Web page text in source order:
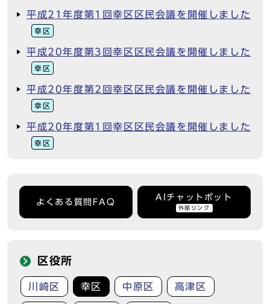
平成21年度第1回幸区区民会議を開催しました
幸区
平成20年度第3回幸区区民会議を開催しました
幸区
平成20年度第2回幸区区民会議を開催しました
幸区
平成20年度第1回幸区区民会議を開催しました
幸区
よくある質問FAQ
AIチャットボット
外部リンク
区役所
川崎区 幸区 中原区 高津区